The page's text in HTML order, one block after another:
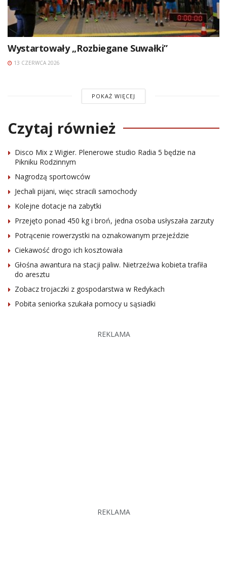
Wystartowały „Rozbiegane Suwałki”
13 CZERWCA 2026
POKAŻ WIĘCEJ
Czytaj również
Disco Mix z Wigier. Plenerowe studio Radia 5 będzie na
Pikniku Rodzinnym
Nagrodzą sportowców
Jechali pijani, więc stracili samochody
Kolejne dotacje na zabytki
Przejęto ponad 450 kg i broń, jedna osoba usłyszała zarzuty
Potrącenie rowerzystki na oznakowanym przejeździe
Ciekawość drogo ich kosztowała
Głośna awantura na stacji paliw. Nietrzeźwa kobieta trafiła
do aresztu
Zobacz trojaczki z gospodarstwa w Redykach
Pobita seniorka szukała pomocy u sąsiadki
REKLAMA
REKLAMA